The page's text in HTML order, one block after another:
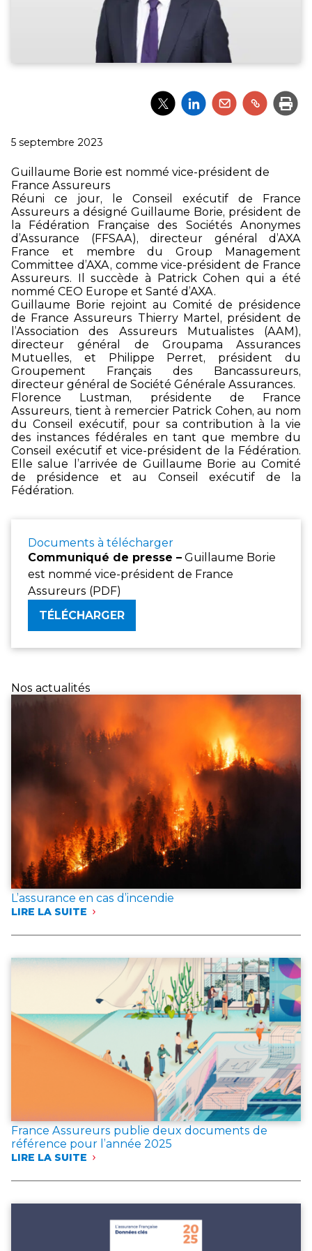
Partager
l'article
Partager
l'article
Partager
l'article
Partager
l'article
Publié
5 septembre 2023
Guillaume Borie est nommé vice-président de
France Assureurs
Réuni ce jour, le Conseil exécutif de France
Assureurs a désigné Guillaume Borie, président de
la Fédération Française des Sociétés Anonymes
d’Assurance (FFSAA), directeur général d’AXA
France et membre du Group Management
Committee d’AXA, comme vice-président de France
Assureurs. Il succède à Patrick Cohen qui a été
nommé CEO Europe et Santé d’AXA.
Guillaume Borie rejoint au Comité de présidence
de France Assureurs Thierry Martel, président de
l’Association des Assureurs Mutualistes (AAM),
directeur général de Groupama Assurances
Mutuelles, et Philippe Perret, président du
Groupement Français des Bancassureurs,
directeur général de Société Générale Assurances.
Florence Lustman, présidente de France
Assureurs, tient à remercier Patrick Cohen, au nom
du Conseil exécutif, pour sa contribution à la vie
des instances fédérales en tant que membre du
Conseil exécutif et vice-président de la Fédération.
Elle salue l’arrivée de Guillaume Borie au Comité
de présidence et au Conseil exécutif de la
Fédération.
Documents à télécharger
Communiqué de presse – Guillaume Borie
est nommé vice-président de France
Assureurs (PDF)
TÉLÉCHARGER
Nos actualités
L’assurance en cas d’incendie
LIRE LA SUITE
:
D’INCENDIE
France Assureurs publie deux documents de
référence pour l’année 2025
LIRE LA SUITE
: